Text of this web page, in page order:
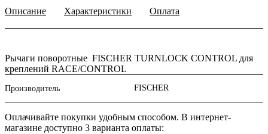
Описание Характеристики Оплата
Рычаги поворотные FISCHER TURNLOCK CONTROL для
креплений RACE/CONTROL
Производитель FISCHER
Оплачивайте покупки удобным способом. В интернет-
магазине доступно 3 варианта оплаты: